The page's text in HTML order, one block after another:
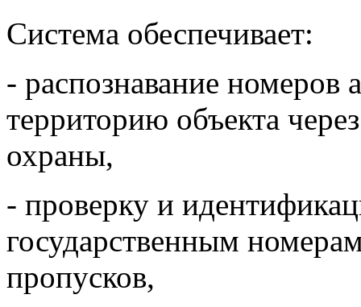
Система обеспечивает:
- распознавание
территорию объекта
охраны,
- проверку и
государственным
пропусков,